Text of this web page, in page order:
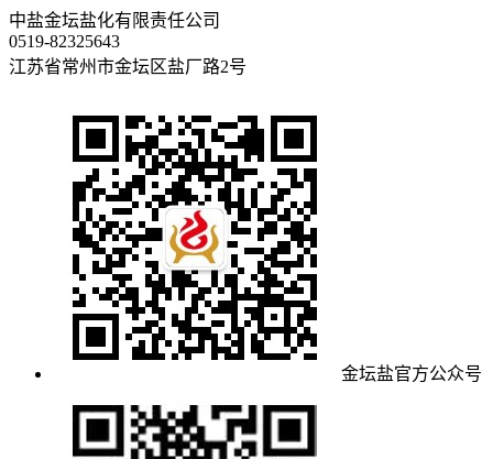
中盐金坛盐化有限责任公司
0519-82325643
江苏省常州市金坛区盐厂路2号
金坛盐官方公众号